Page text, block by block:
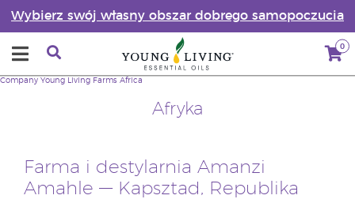
Wybierz swój własny obszar dobrego samopoczucia
0
Afryka
Company Young Living Farms Africa
Farma i destylarnia Amanzi
Amahle — Kapsztad, Republika